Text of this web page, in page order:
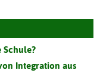
Schule?
Integration aus